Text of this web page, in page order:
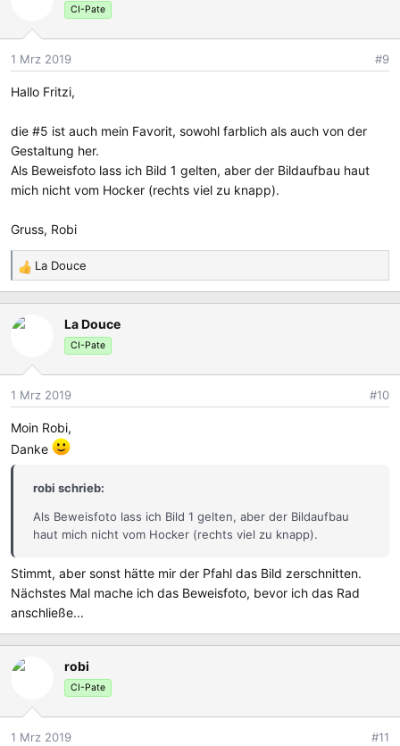
CI-Pate
1 Mrz 2019 #9
Hallo Fritzi,
die #5 ist auch mein Favorit, sowohl farblich als auch von der
Gestaltung her.
Als Beweisfoto lass ich Bild 1 gelten, aber der Bildaufbau haut
mich nicht vom Hocker (rechts viel zu knapp).
Gruss, Robi
R
e
a
k
o
n
n
:
La Douce
La Douce
CI-Pate
1 Mrz 2019 #10
Moin Robi,
Danke
robi schrieb:
Als Beweisfoto lass ich Bild 1 gelten, aber der Bildaufbau
haut mich nicht vom Hocker (rechts viel zu knapp).
Stimmt, aber sonst hätte mir der Pfahl das Bild zerschnitten.
Nächstes Mal mache ich das Beweisfoto, bevor ich das Rad
anschließe...
robi
CI-Pate
1 Mrz 2019 #11